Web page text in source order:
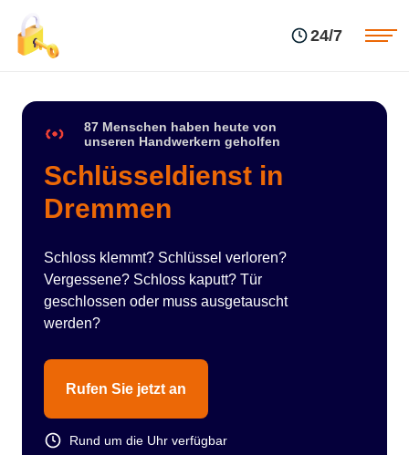
24/7
87 Menschen haben heute von
unseren Handwerkern geholfen
Schlüsseldienst in
Dremmen
Schloss klemmt? Schlüssel verloren?
Vergessene? Schloss kaputt? Tür
geschlossen oder muss ausgetauscht
werden?
Rufen Sie jetzt an
Rund um die Uhr verfügbar